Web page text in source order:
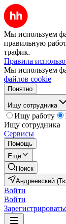
Мы используем
правильную
трафик.
Правила
Мы используем
файлов cookie
Понятно
Ищу сотрудника
Ищу работу
Ищу сотрудника
Сервисы
Помощь
Ещё
Поиск
Андреевский
Войти
Войти